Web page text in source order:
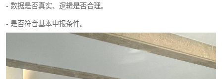
- 数据是否真实、逻辑是否合理。
- 是否符合基本申报条件。